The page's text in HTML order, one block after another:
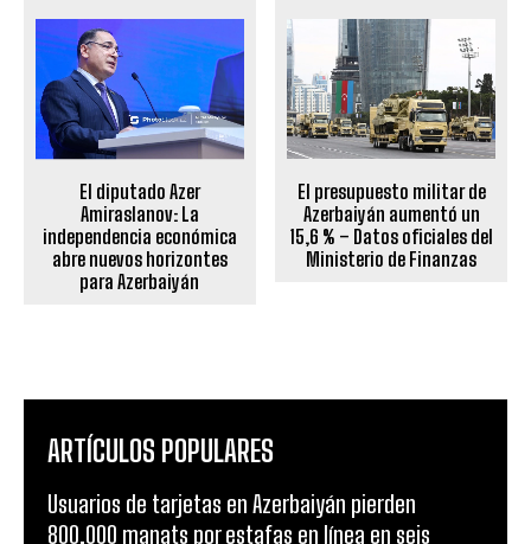
El diputado Azer
Amiraslanov: La
independencia económica
abre nuevos horizontes
para Azerbaiyán
El presupuesto militar de
Azerbaiyán aumentó un
15,6 % – Datos oficiales del
Ministerio de Finanzas
ARTÍCULOS POPULARES
Usuarios de tarjetas en Azerbaiyán pierden
800.000 manats por estafas en línea en seis